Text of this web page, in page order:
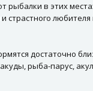
в этих
страстного
достаточно
рыба-парус,